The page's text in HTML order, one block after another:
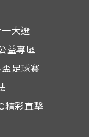
大選
益專區
足球賽
精彩直擊